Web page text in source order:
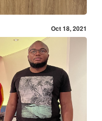
Oct 18, 2021